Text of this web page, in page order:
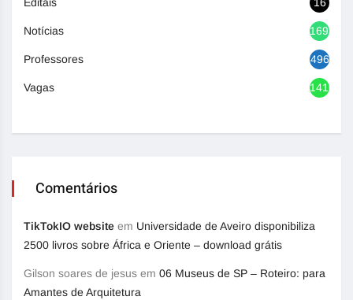
Notícias 1692
Professores 496
Vagas 1416
Comentários
TikTokIO website em Universidade de Aveiro disponibiliza
2500 livros sobre África e Oriente – download grátis
Gilson soares de jesus em 06 Museus de SP – Roteiro: para
Amantes de Arquitetura